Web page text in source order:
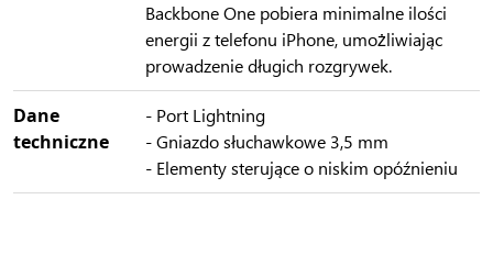
Backbone One pobiera minimalne ilości
energii z telefonu iPhone, umożliwiając
prowadzenie długich rozgrywek.
Dane
techniczne
- Port Lightning
- Gniazdo słuchawkowe 3,5 mm
- Elementy sterujące o niskim opóźnieniu